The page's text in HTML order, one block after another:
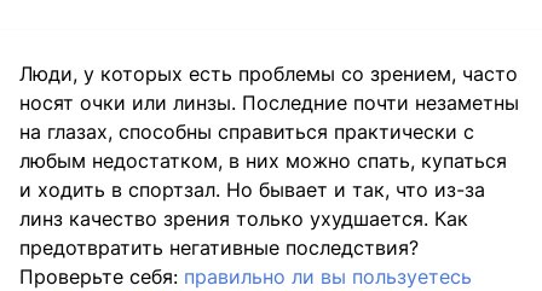
Люди, у которых есть проблемы со зрением, часто
носят очки или линзы. Последние почти незаметны
на глазах, способны справиться практически с
любым недостатком, в них можно спать, купаться
и ходить в спортзал. Но бывает и так, что из-за
линз качество зрения только ухудшается. Как
предотвратить негативные последствия?
Проверьте себя: правильно ли вы пользуетесь